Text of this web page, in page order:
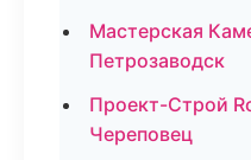
Мастерская
Петрозаводск
Проект-Строй
Череповец